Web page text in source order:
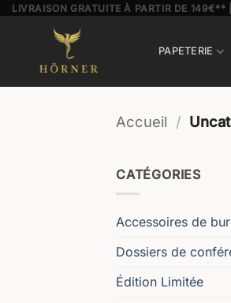
Passer
LIVRAISON GRATUITE À PARTIR DE
PAPETERIE
Accueil /
CATÉGORIES
Accessoires de
Dossiers de
Édition Limitée